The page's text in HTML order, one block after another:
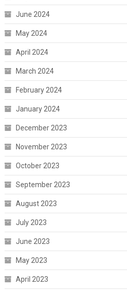
June 2024
May 2024
April 2024
March 2024
February 2024
January 2024
December 2023
November 2023
October 2023
September 2023
August 2023
July 2023
June 2023
May 2023
April 2023